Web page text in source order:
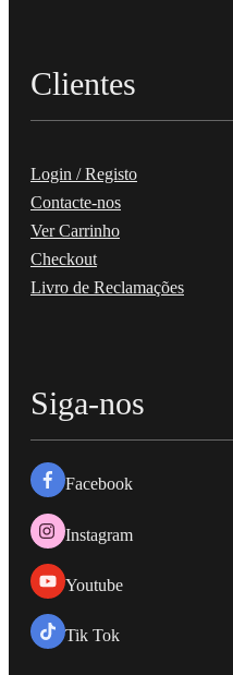
Clientes
Login / Registo
Contacte-nos
Ver Carrinho
Checkout
Livro de Reclamações
Siga-nos
Facebook
Instagram
Youtube
Tik Tok